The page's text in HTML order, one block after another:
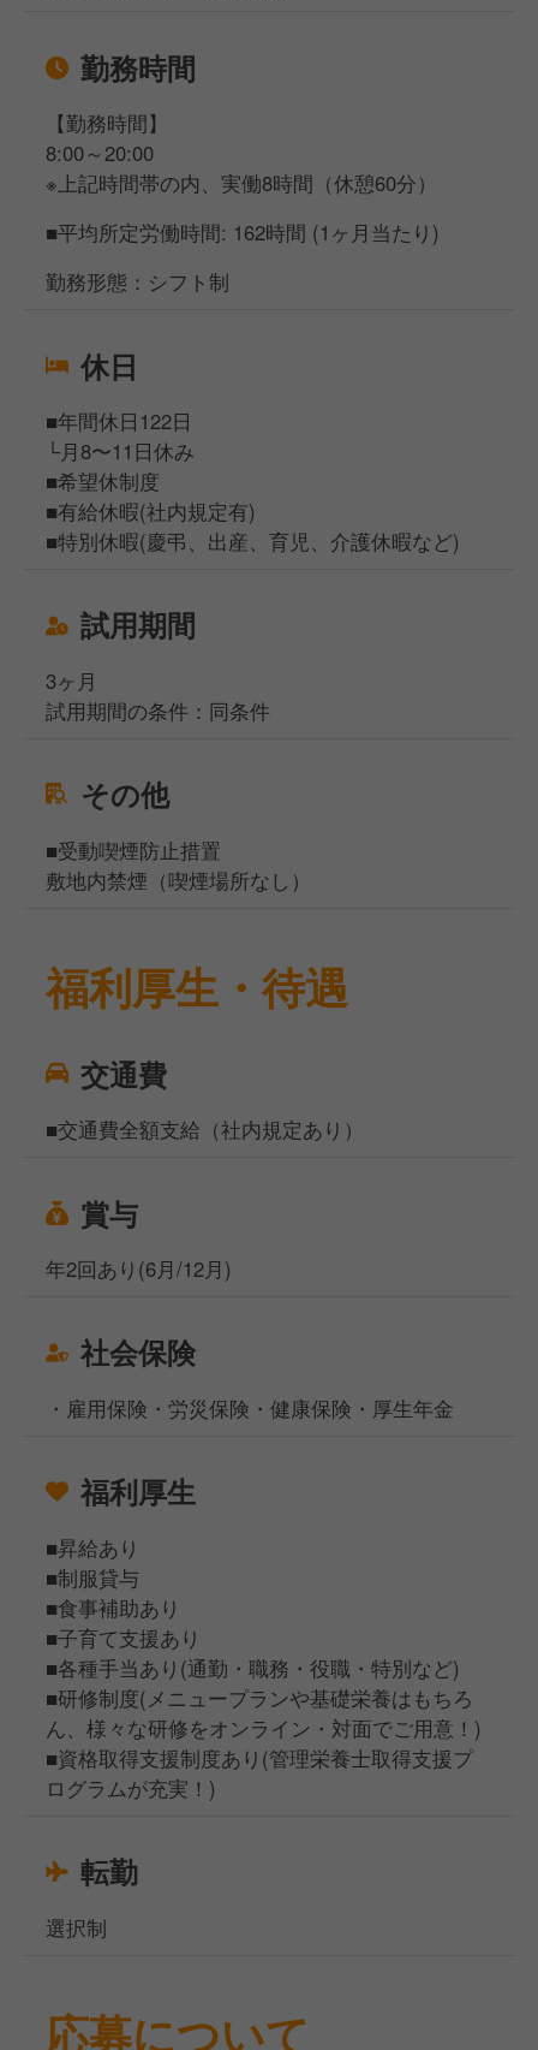
勤務時間
【勤務時間】
8:00～20:00
※上記時間帯の内、実働8時間（休憩60分）
■平均所定労働時間: 162時間 (1ヶ月当たり)
勤務形態：シフト制
休日
■年間休日122日
└月8〜11日休み
■希望休制度
■有給休暇(社内規定有)
■特別休暇(慶弔、出産、育児、介護休暇など)
試用期間
3ヶ月
試用期間の条件：同条件
その他
■受動喫煙防止措置
敷地内禁煙（喫煙場所なし）
福利厚生・待遇
交通費
■交通費全額支給（社内規定あり）
賞与
年2回あり(6月/12月)
社会保険
・雇用保険・労災保険・健康保険・厚生年金
福利厚生
■昇給あり
■制服貸与
■食事補助あり
■子育て支援あり
■各種手当あり(通勤・職務・役職・特別など)
■研修制度(メニュープランや基礎栄養はもちろ
ん、様々な研修をオンライン・対面でご用意！)
■資格取得支援制度あり(管理栄養士取得支援プ
ログラムが充実！)
転勤
選択制
応募について